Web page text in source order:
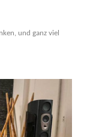
und ganz viel